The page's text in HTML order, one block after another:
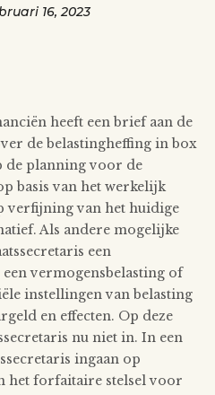
16, 2023
heeft een brief aan de
de belastingheffing in box
de planning voor de
basis van het werkelijk
verfijning van het huidige
Als andere mogelijke
een
vermogensbelasting of
instellingen van belasting
en effecten. Op deze
nu niet in. In een
ingaan op
het forfaitaire stelsel voor